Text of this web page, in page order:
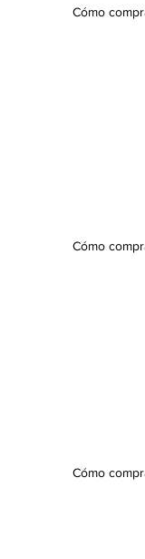
Cómo
Cómo
Cómo